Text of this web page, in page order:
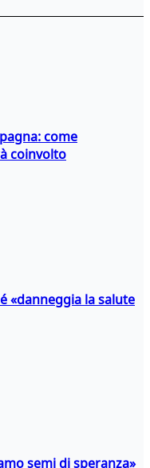
come
coinvolto
«danneggia la salute
semi di speranza»